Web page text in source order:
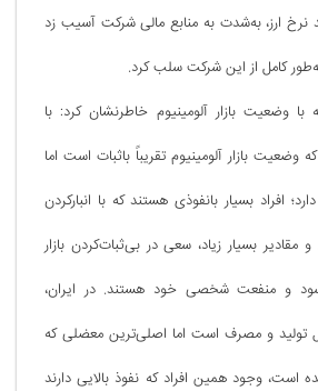
ارز، به‌شدت به منابع مالی شرکت آسیب زد
کامل از این شرکت سلب کرد.
وضعیت بازار آلومینیوم خاطرنشان کرد: با
بازار آلومینیوم تقریباً باثبات است اما
بسیار بانفوذی هستند که با انبارکردن
بسیار زیاد، سعی در بی‌ثبات‌کردن بازار
و منفعت شخصی خود هستند. در ایران،
تولید و مصرف است اما اصلی‌ترین معضلی که
وجود همین افراد که نفوذ بالایی دارند